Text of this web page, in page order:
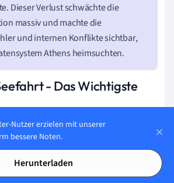
Dieser Verlust schwächte die
massiv und machte die
und internen Konflikte sichtbar,
Athens heimsuchten.
- Das Wichtigste
umfasst die Navigation und den
auf dem Meer, wichtig für
militärische Unternehmungen.
deraltgriechischen Schifffahrt
(Kriegsschiffe) und Handelsschiffe.
Nutzer erzielen mit unserer
bessere Noten.
Herunterladen